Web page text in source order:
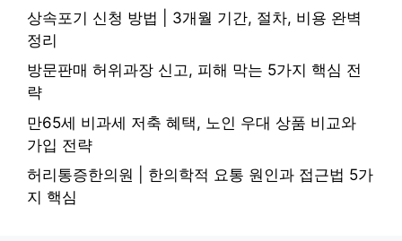
상속포기 신청 방법 | 3개월 기간, 절차, 비용 완벽
정리
방문판매 허위과장 신고, 피해 막는 5가지 핵심 전
략
만65세 비과세 저축 혜택, 노인 우대 상품 비교와
가입 전략
허리통증한의원 | 한의학적 요통 원인과 접근법 5가
지 핵심